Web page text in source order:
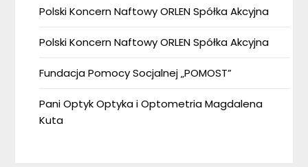
Polski Koncern Naftowy ORLEN Spółka Akcyjna
Polski Koncern Naftowy ORLEN Spółka Akcyjna
Fundacja Pomocy Socjalnej „POMOST”
Pani Optyk Optyka i Optometria Magdalena
Kuta